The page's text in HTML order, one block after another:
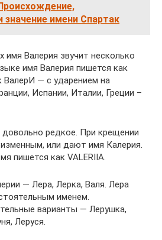
значение имени Спартак
имя Валерия звучит несколько
имя Валерия пишется как
ВалерИ — с ударением на
Испании, Италии, Греции –
редкое. При крещении
или дают имя Калерия.
пишется как VALERIIA.
— Лера, Лерка, Валя. Лера
именем.
варианты — Лерушка,
Леруся.